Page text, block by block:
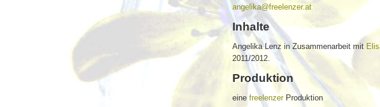
angelika@freelenzer.at
Inhalte
Angelika Lenz in Zusammenarbeit mit
2011/2012.
Produktion
eine freelenzerProduktion